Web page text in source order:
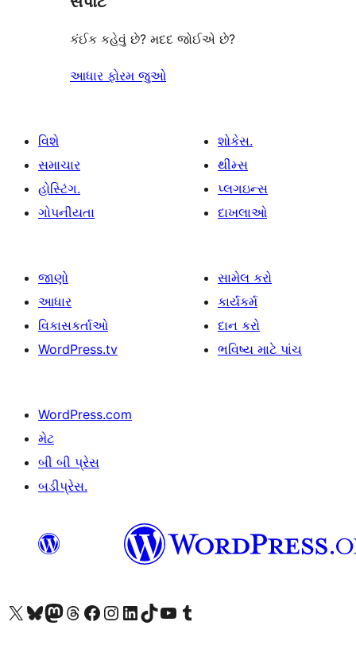
કંઈક કહેવું છે? મદદ જોઈએ છે?
આધાર ફોરમ જુઓ
વિશે
સમાચાર
હોસ્ટિંગ.
ગોપનીયતા
શોકેસ.
થીમ્સ
પ્લગઇન્સ
દાખલાઓ
જાણો
આધાર
વિકાસકર્તાઓ
WordPress.tv
સામેલ કરો
કાર્યકર્મ
દાન કરો
ભવિષ્ય માટે પાંચ
WordPress.com
મેટ
બી બી પ્રેસ
બડીપ્રેસ.
અમારા X (અગાઉ ટ્વિટર) એકાઉન્ટની મુલાકાત લોઅમારા Bluesky એકાઉન્ટની મુલાકાત લોઅમારા માસ્ટોડોન એકાઉન્ટની મુલાકાત લોઅમારા Threads એકાઉન્ટની મુલાકાત લો અમારા ફેસબુક પેજની મુલાકાત લોઅમારા ઇન્સ્ટાગ્રામ એકાઉન્ટની મુલાકાત લો અમારા LinkedIn એકાઉન્ટની મુલાકાત લોઅમારા TikTok એકાઉન્ટની મુલાકાત લોઅમારી YouTube ચેનલની મુલાકાત લો અમારા Tumblr એકાઉન્ટની મુલાકાત લો